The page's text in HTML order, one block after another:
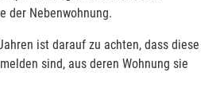
der Nebenwohnung.
ist darauf zu achten, dass diese
sind, aus deren Wohnung sie